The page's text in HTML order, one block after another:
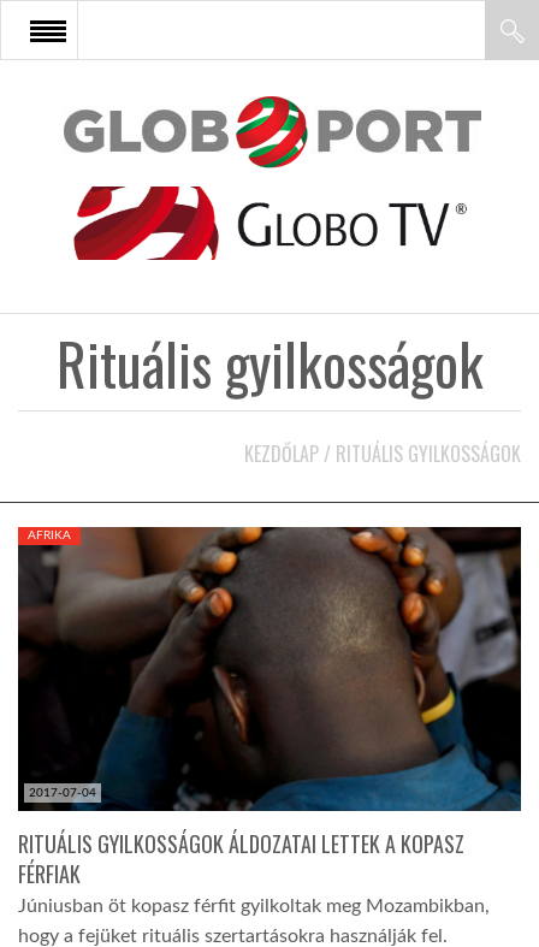
FŐOLDAL
AFRIKA
ÁZSIA
KÖZEL-KELET
A VILÁG ITTHON
Rituális gyilkosságok
KEZDŐLAP / RITUÁLIS GYILKOSSÁGOK
2017-07-04
AFRIKA
RITUÁLIS GYILKOSSÁGOK ÁLDOZATAI LETTEK A KOPASZ
FÉRFIAK
Júniusban öt kopasz férfit gyilkoltak meg Mozambikban,
hogy a fejüket rituális szertartásokra használják fel.